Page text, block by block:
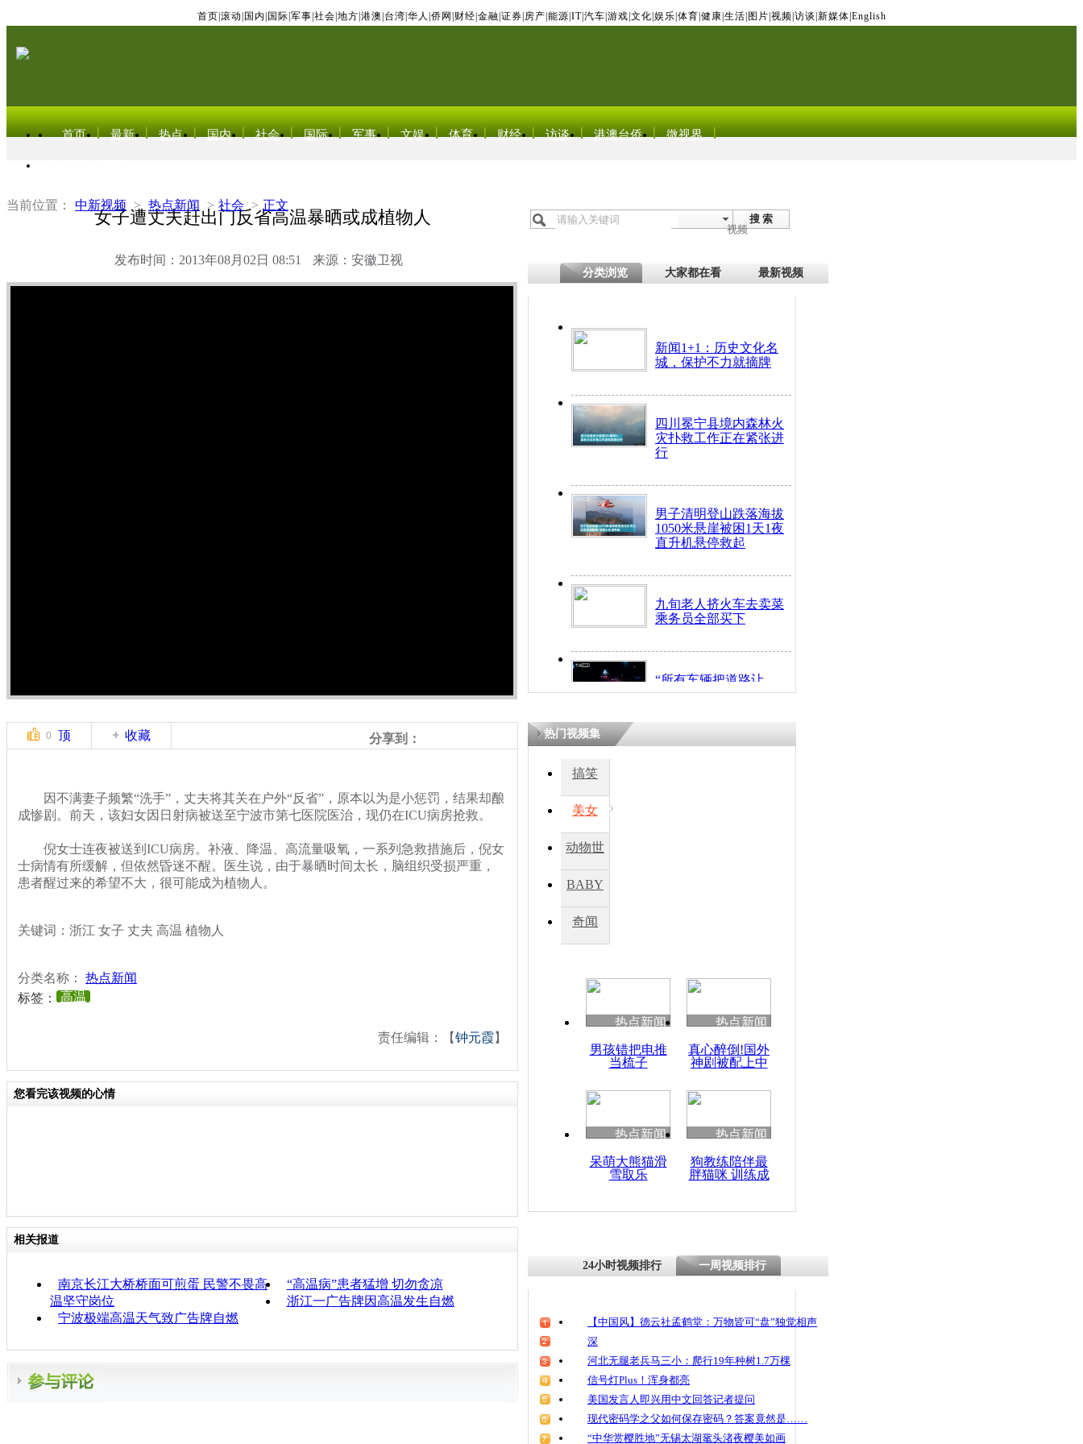
首页 滚动 国内 国际 军事 社会 地方 港澳 台湾 华人 侨网 财经 金融 证券 房产 能源 IT| 汽车 游戏 文化 娱乐 体育 健康 生活 图片 视频 访谈 新媒体 English
首页 最新 热点 国内 社会 国际 军事 文娱 体育 财经 访谈 港澳台侨 微视界
当前位置： 中新视频 > 热点新闻 > 社会 > 正文
女子遭丈夫赶出门反省高温暴晒或成植物人
发布时间：2013年08月02日 08:51 来源：安徽卫视
搜 索
视频
分类浏览 大家都在看 最新视频
新闻1+1：历史文化名
城，保护不力就摘牌
四川冕宁县境内森林火
灾扑救工作正在紧张进
行
男子清明登山跌落海拔
1050米悬崖被困1天1夜
直升机悬停救起
九旬老人挤火车去卖菜
乘务员全部买下
“所有车辆把道路让
开！”儿童突发疾病交
四川兴文苗乡上万人欢
度苗族花山节
清明祭英烈 哀思悼忠
女子遭丈夫赶出门反省
0 顶 收藏 分享到：
因不满妻子频繁“洗手”，丈夫将其关在户外“反省”，原本以为是小惩罚，结果却酿
成惨剧。前天，该妇女因日射病被送至宁波市第七医院医治，现仍在ICU病房抢救。
倪女士连夜被送到ICU病房。补液、降温、高流量吸氧，一系列急救措施后，倪女
士病情有所缓解，但依然昏迷不醒。医生说，由于暴晒时间太长，脑组织受损严重，
患者醒过来的希望不大，很可能成为植物人。
关键词：浙江 女子 丈夫 高温 植物人
分类名称： 热点新闻
标签：
高温
责任编辑：【钟元霞 】
您看完该视频的心情
相关报道
南京长江大桥桥面可煎蛋 民警不畏高
温坚守岗位
“高温病”患者猛增 切勿贪凉
浙江一广告牌因高温发生自燃
宁波极端高温天气致广告牌自燃
热门视频集
搞笑
美女
动物世
BABY
秀
奇闻
热点新闻
男孩错把电推
当梳子
热点新闻
真心醉倒!国外
神剧被配上中
热点新闻
呆萌大熊猫滑
雪取乐
热点新闻
狗教练陪伴最
胖猫咪 训练成
24小时视频排行 一周视频排行
【中国风】德云社孟鹤堂：万物皆可“盘”独觉相声
深
河北无腿老兵马三小：爬行19年种树1.7万棵
信号灯Plus！浑身都亮
美国发言人即兴用中文回答记者提问
现代密码学之父如何保存密码？答案竟然是……
“中华赏樱胜地”无锡太湖鼋头渚夜樱美如画